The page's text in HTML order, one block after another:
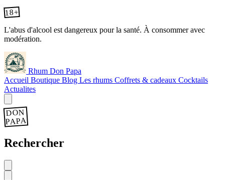
18+
L'abus d'alcool est dangereux pour la santé. À consommer avec
modération.
Rhum Don Papa
Accueil Boutique Blog Les rhums Coffrets & cadeaux Cocktails
Actualites
DON
PAPA
Rechercher